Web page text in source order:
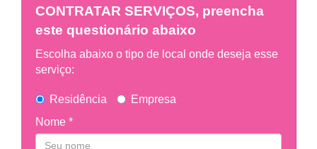
CONTRATAR SERVIÇOS, preencha
este questionário abaixo
Escolha abaixo o tipo de local onde deseja esse
serviço:
Residência
Empresa
Nome *